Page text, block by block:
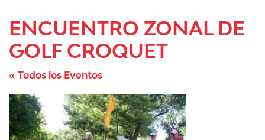
ENCUENTRO ZONAL DE
GOLF CROQUET
« Todos los Eventos